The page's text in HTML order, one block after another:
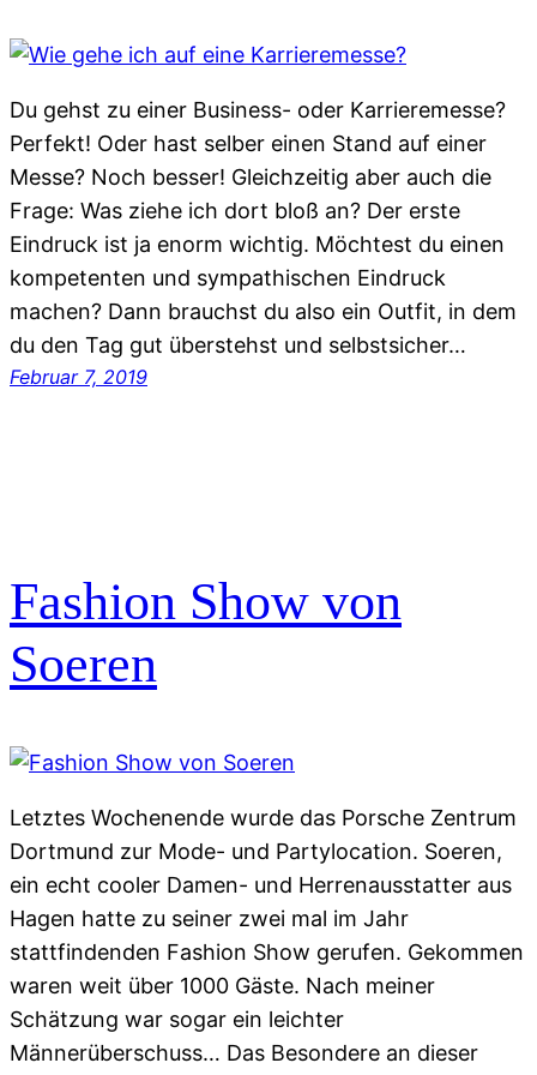
Du gehst zu einer Business- oder Karrieremesse?
Perfekt! Oder hast selber einen Stand auf einer
Messe? Noch besser! Gleichzeitig aber auch die
Frage: Was ziehe ich dort bloß an? Der erste
Eindruck ist ja enorm wichtig. Möchtest du einen
kompetenten und sympathischen Eindruck
machen? Dann brauchst du also ein Outfit, in dem
du den Tag gut überstehst und selbstsicher…
Februar 7, 2019
Fashion Show von
Soeren
Letztes Wochenende wurde das Porsche Zentrum
Dortmund zur Mode- und Partylocation. Soeren,
ein echt cooler Damen- und Herrenausstatter aus
Hagen hatte zu seiner zwei mal im Jahr
stattfindenden Fashion Show gerufen. Gekommen
waren weit über 1000 Gäste. Nach meiner
Schätzung war sogar ein leichter
Männerüberschuss… Das Besondere an dieser